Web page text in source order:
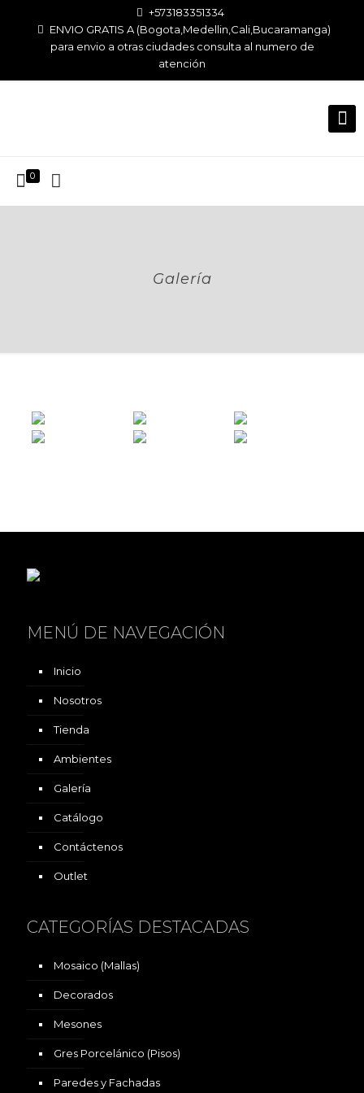
+573183351334
ENVIO GRATIS A (Bogota,Medellin,Cali,Bucaramanga)
para envio a otras ciudades consulta al numero de
atención
0
Galería
MENÚ DE NAVEGACIÓN
Inicio
Nosotros
Tienda
Ambientes
Galería
Catálogo
Contáctenos
Outlet
CATEGORÍAS DESTACADAS
Mosaico (Mallas)
Decorados
Mesones
Gres Porcelánico (Pisos)
Paredes y Fachadas